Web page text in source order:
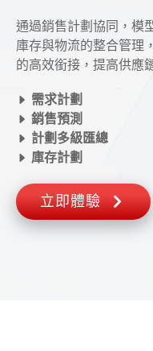
通過銷售計劃協同，模
庫存與物流的整合管理
的高效銜接，提高供應
需求計劃
銷售預測
計劃多級匯總
庫存計劃
立即體驗